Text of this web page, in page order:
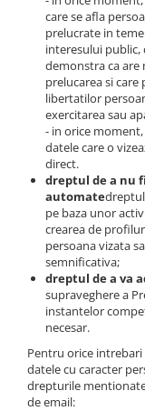
care se afla
prelucrate in
interesului public,
demonstra ca are
prelucarea si
libertatilor
exercitarea sau
- in orice
datele care o
direct.
dreptul de a nu
automate
pe baza unor
crearea de
persoana vizata
semnificativa;
dreptul de a va
supraveghere a
instantelor
necesar.
Pentru orice
datele cu caracter
drepturile
de email: